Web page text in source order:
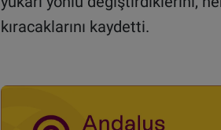
kıracaklarını kaydetti.